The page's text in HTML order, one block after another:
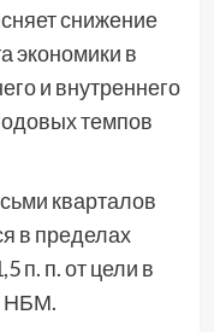
снижение
экономики в
и внутреннего
темпов
кварталов
в пределах
п. п. от цели в
НБМ.